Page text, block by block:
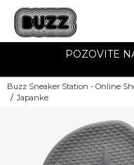
POZOVITE
Buzz Sneaker Station - Online
Japanke